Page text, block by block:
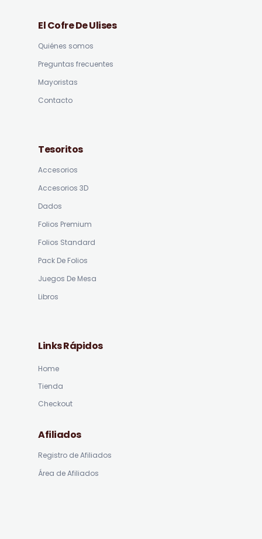
El Cofre De Ulises
Quiénes somos
Preguntas frecuentes
Mayoristas
Contacto
Tesoritos
Accesorios
Accesorios 3D
Dados
Folios Premium
Folios Standard
Pack De Folios
Juegos De Mesa
Libros
Links Rápidos
Home
Tienda
Checkout
Afiliados
Registro de Afiliados
Área de Afiliados